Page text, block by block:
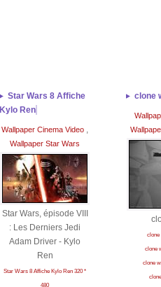
Star Wars 8 Affiche
Kylo Ren
Wallpaper Cinema Video ,
Wallpaper Star Wars
Star Wars, épisode VIII
: Les Derniers Jedi
Adam Driver - Kylo
Ren
Star Wars 8 Affiche Kylo Ren 320 *
480
clone
clone
clone
clone